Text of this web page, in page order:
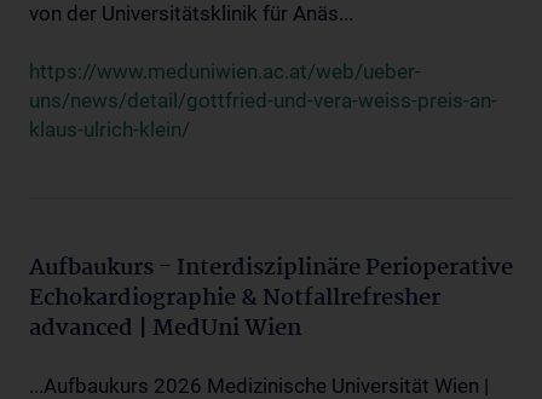
von der Universitätsklinik für Anäs...
https://www.meduniwien.ac.at/web/ueber-
uns/news/detail/gottfried-und-vera-weiss-preis-an-
klaus-ulrich-klein/
Aufbaukurs - Interdisziplinäre Perioperative
Echokardiographie & Notfallrefresher
advanced | MedUni Wien
...Aufbaukurs 2026 Medizinische Universität Wien |